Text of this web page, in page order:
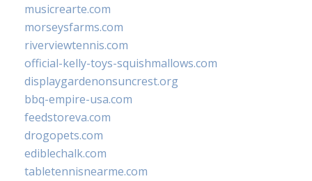
musicrearte.com
morseysfarms.com
riverviewtennis.com
official-kelly-toys-squishmallows.com
displaygardenonsuncrest.org
bbq-empire-usa.com
feedstoreva.com
drogopets.com
ediblechalk.com
tabletennisnearme.com